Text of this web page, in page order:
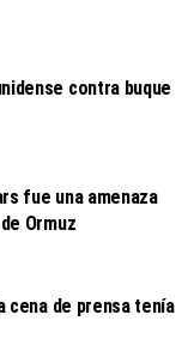
contra buque
fue una amenaza
Ormuz
cena de prensa tenía